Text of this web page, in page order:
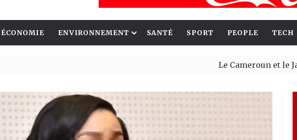
ÉCONOMIE ENVIRONNEMENT SANTÉ SPORT PEOPLE TECH
Le Cameroun et le Japon